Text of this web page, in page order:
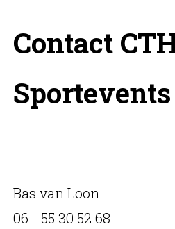
Contact
Sportevents
Bas van Loon
06 - 55 30 52 68